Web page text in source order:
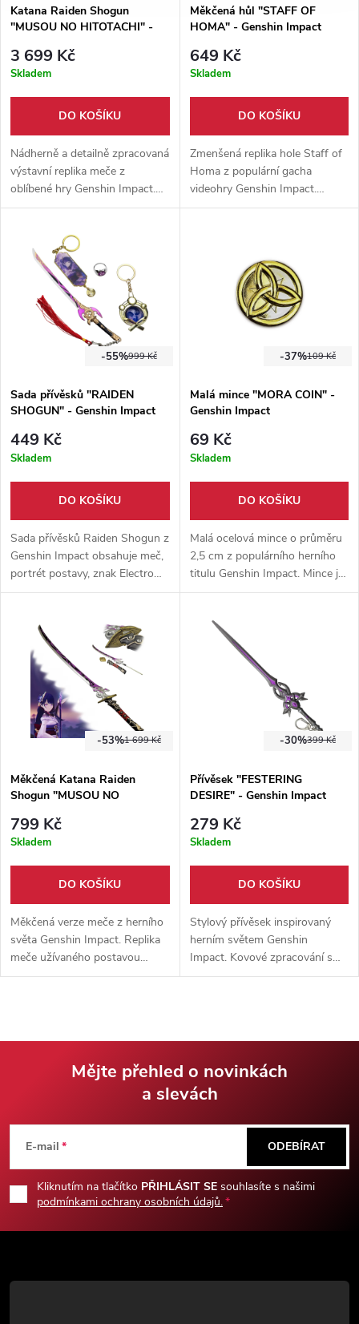
Katana Raiden Shogun
"MUSOU NO HITOTACHI" -
3 699 Kč
Skladem
DO KOŠÍKU
Nádherně a detailně zpracovaná
výstavní replika meče z
oblíbené hry Genshin Impact.
Vyrobeno z nerezové oceli
součástí balení.
Měkčená hůl "STAFF OF
HOMA" - Genshin Impact
649 Kč
Skladem
DO KOŠÍKU
Zmenšená replika hole Staff of
Homa z populární gacha
videohry Genshin Impact.
Vyrobeno z foam pěny s
999 Kč
-55%
Sada přívěsků "RAIDEN
SHOGUN" - Genshin Impact
449 Kč
Skladem
DO KOŠÍKU
Sada přívěsků Raiden Shogun z
Genshin Impact obsahuje meč,
portrét postavy, znak Electro
elementu a prsten. Ideální pro
109 Kč
-37%
Malá mince "MORA COIN" -
Genshin Impact
69 Kč
Skladem
DO KOŠÍKU
Malá ocelová mince o průměru
2,5 cm z populárního herního
titulu Genshin Impact. Mince je
vhodná pro cosplay, či jako
jako malá dekorace.
1 699 Kč
-53%
Měkčená Katana Raiden
Shogun "MUSOU NO
799 Kč
Skladem
DO KOŠÍKU
Měkčená verze meče z herního
světa Genshin Impact. Replika
meče užívaného postavou
Raiden. Vyrobeno z
399 Kč
-30%
Přívěsek "FESTERING
DESIRE" - Genshin Impact
279 Kč
Skladem
DO KOŠÍKU
Stylový přívěsek inspirovaný
herním světem Genshin
Impact. Kovové zpracování s
výraznými fialovými
p
a
Mějte přehled o novinkách
a slevách
E-mail
Kliknutím na tlačítko PŘIHLÁSIT SE souhlasíte s našimi
podmínkami ochrany osobních údajů.
ODEBÍRAT